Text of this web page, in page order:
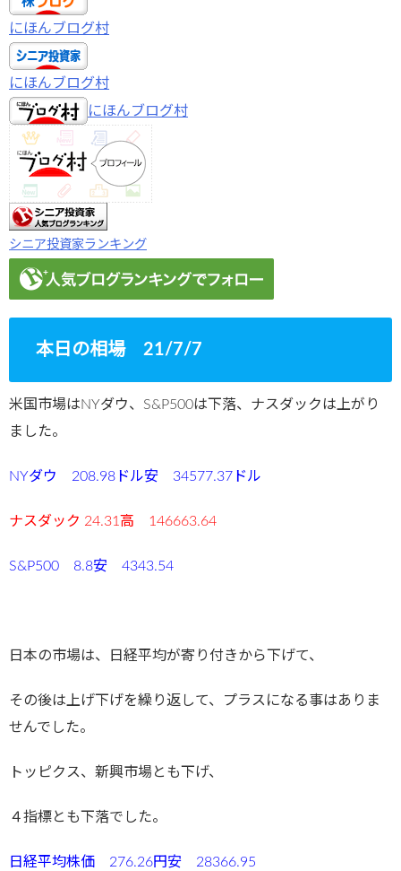
にほんブログ村
にほんブログ村
にほんブログ村
シニア投資家ランキング
本日の相場 21/7/7
米国市場はNYダウ、S&P500は下落、ナスダックは上がり
ました。
NYダウ 208.98ドル安 34577.37ドル
ナスダック 24.31高 146663.64
S&P500 8.8安 4343.54
日本の市場は、日経平均が寄り付きから下げて、
その後は上げ下げを繰り返して、プラスになる事はありま
せんでした。
トッピクス、新興市場とも下げ、
４指標とも下落でした。
日経平均株価 276.26円安 28366.95